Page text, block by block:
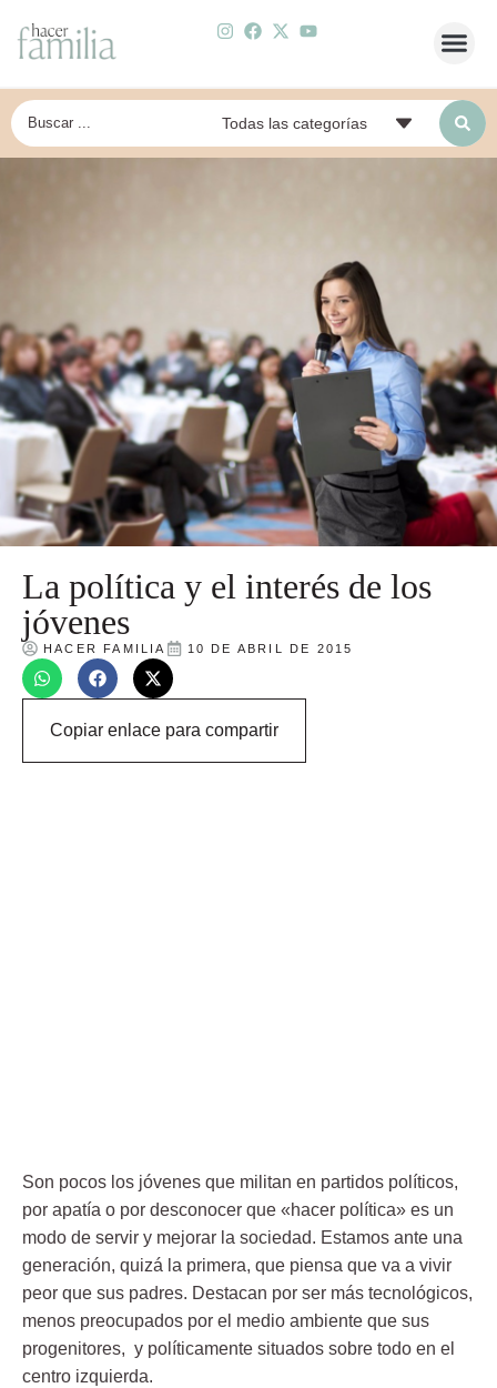
La política y el interés de los
jóvenes
HACER FAMILIA 10 DE ABRIL DE 2015
Copiar enlace para compartir
Son pocos los jóvenes que militan en partidos políticos,
por apatía o por desconocer que «hacer política» es un
modo de servir y mejorar la sociedad. Estamos ante una
generación, quizá la primera, que piensa que va a vivir
peor que sus padres. Destacan por ser más tecnológicos,
menos preocupados por el medio ambiente que sus
progenitores, y políticamente situados sobre todo en el
centro izquierda.